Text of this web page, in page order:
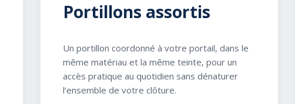
Portillons assortis
Un portillon coordonné à votre portail, dans le
même matériau et la même teinte, pour un
accès pratique au quotidien sans dénaturer
l’ensemble de votre clôture.